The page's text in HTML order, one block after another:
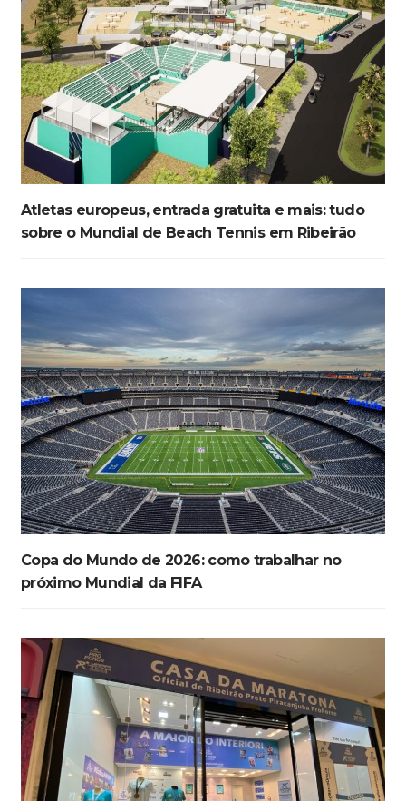
Atletas europeus, entrada gratuita e mais: tudo
sobre o Mundial de Beach Tennis em Ribeirão
Copa do Mundo de 2026: como trabalhar no
próximo Mundial da FIFA